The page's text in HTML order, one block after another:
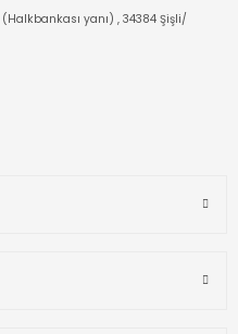
(Halkbankası yanı) , 34384 Şişli/